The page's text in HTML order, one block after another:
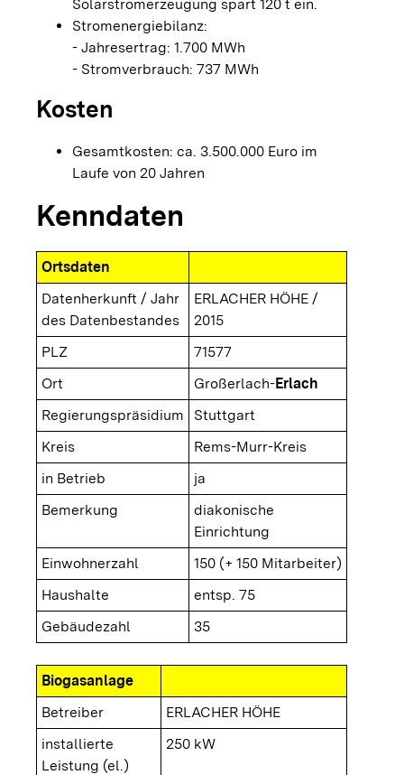
Solarstromerzeugung spart 120 t ein.
Stromenergiebilanz:
- Jahresertrag: 1.700 MWh
- Stromverbrauch: 737 MWh
Kosten
Gesamtkosten: ca. 3.500.000 Euro im
Laufe von 20 Jahren
Kenndaten
Ortsdaten
Datenherkunft / Jahr
des Datenbestandes
ERLACHER HÖHE /
2015
PLZ
71577
Ort
Großerlach-Erlach
Regierungspräsidium
Stuttgart
Kreis
Rems-Murr-Kreis
in Betrieb
ja
Bemerkung
diakonische
Einrichtung
Einwohnerzahl
150 (+ 150 Mitarbeiter)
Haushalte
entsp. 75
Gebäudezahl
35
Biogasanlage
Betreiber
ERLACHER HÖHE
installierte
Leistung (el.)
250 kW